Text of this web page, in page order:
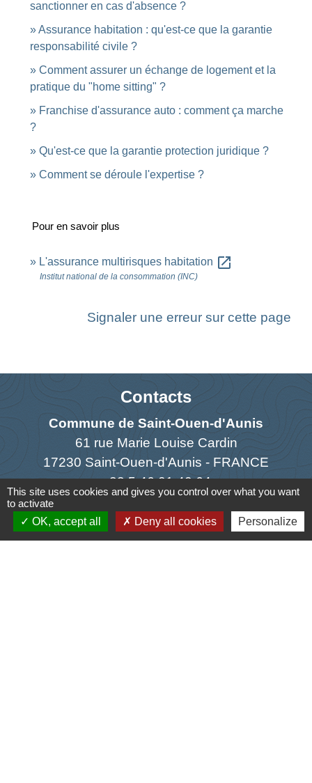
sanctionner en cas d'absence ?
Assurance habitation : qu'est-ce que la garantie
responsabilité civile ?
Comment assurer un échange de logement et la
pratique du "home sitting" ?
Franchise d'assurance auto : comment ça marche
?
Qu'est-ce que la garantie protection juridique ?
Comment se déroule l'expertise ?
Pour en savoir plus
L'assurance multirisques habitation open_in_new
Institut national de la consommation (INC)
Signaler une erreur sur cette page
Contacts
Commune de Saint-Ouen-d'Aunis
61 rue Marie Louise Cardin
17230 Saint-Ouen-d'Aunis - FRANCE
+33 5 46 01 40 64
This site uses cookies and gives you control over what you want
to activate
OK, accept all
Deny all cookies Personalize